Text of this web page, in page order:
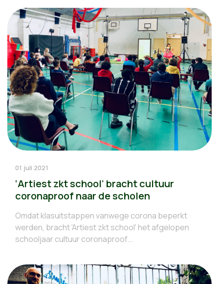
01 juli 2021
‘Artiest zkt school’ bracht cultuur
coronaproof naar de scholen
Omdat klasuitstappen vanwege corona beperkt
werden, bracht 'Artiest zkt school' het afgelopen
schooljaar cultuur coronaproof...